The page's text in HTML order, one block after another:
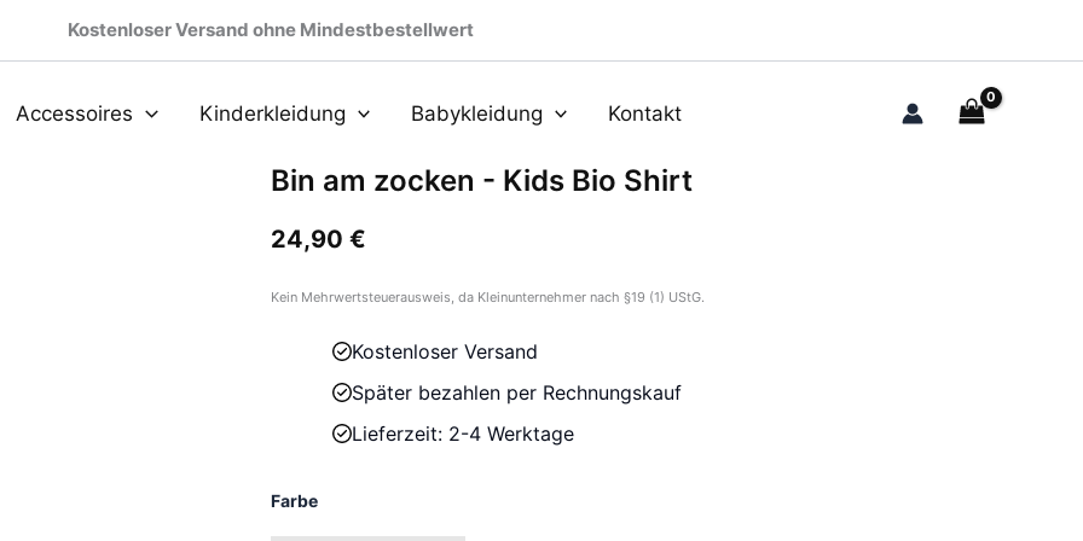
Kostenloser Versand ohne Mindestbestellwert
Accessoires Kinderkleidung Babykleidung Kontakt
Bin am zocken - Kids Bio Shirt
24,90 €
Kein Mehrwertsteuerausweis, da Kleinunternehmer nach §19 (1) UStG.
Kostenloser Versand
Später bezahlen per Rechnungskauf
Lieferzeit: 2-4 Werktage
Farbe